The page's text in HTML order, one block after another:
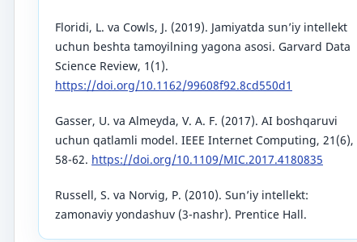
Floridi, L. va Cowls, J. (2019). Jamiyatda sun’iy intellekt
uchun beshta tamoyilning yagona asosi. Garvard Data
Science Review, 1(1).
https://doi.org/10.1162/99608f92.8cd550d1
Gasser, U. va Almeyda, V. A. F. (2017). AI boshqaruvi
uchun qatlamli model. IEEE Internet Computing, 21(6),
58-62. https://doi.org/10.1109/MIC.2017.4180835
Russell, S. va Norvig, P. (2010). Sun’iy intellekt:
zamonaviy yondashuv (3-nashr). Prentice Hall.